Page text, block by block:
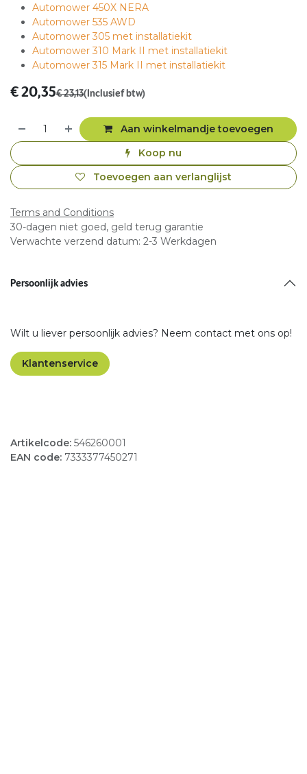
Automower 450X NERA
Automower 535 AWD
Automower 305 met installatiekit
Automower 310 Mark II met installatiekit
Automower 315 Mark II met installatiekit
€20,35€23,13(Inclusief btw)
Aan winkelmandje toevoegen
Koop nu
Toevoegen aan verlanglijst
Terms and Conditions
30-dagen niet goed, geld terug garantie
Verwachte verzend datum: 2-3 Werkdagen
Persoonlijk advies
Wilt u liever persoonlijk advies? Neem contact met ons op!
Klantenservice
Artikelcode: 546260001
EAN code: 7333377450271